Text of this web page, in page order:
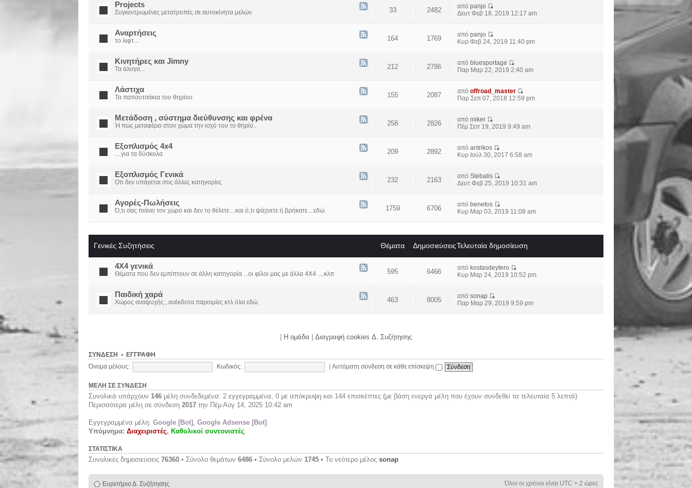
Projects
Συγκεντρωμένες μετατροπές σε αυτοκίνητα μελών 33 2482 απόpanjo
Δευτ Φεβ 18, 2019 12:17 am
Αναρτήσεις
το λιφτ... 164 1769 απόpanjo
Κυρ Φεβ 24, 2019 11:40 pm
Κινητήρες και Jimny
Τα άλογα... 212 2786 από bluesportage
Παρ Μαρ 22, 2019 2:40 am
Λάστιχα
Τα παπουτσάκια του θηρίου 155 2087 απόoffroad_master
Παρ Σεπ 07, 2018 12:59 pm
Μετάδοση , σύστημα διεύθυνσης και φρένα
Ή πώς μεταφέρει στον χώμα την ισχύ του το θηρίο.. 258 2826 απόmiker
Πέμ Σεπ 19, 2019 9:49 am
Εξοπλισμός 4x4
....για τα δύσκολα 209 2892 απόantrikos
Κυρ Ιούλ 30, 2017 6:58 am
Εξοπλισμός Γενικά
Οτι δεν υπάγεται στις άλλες κατηγορίες 232 2163 απόStebalis
Δευτ Φεβ 25, 2019 10:31 am
Αγορές-Πωλήσεις
Ό,τι σας πιάνει τον χώρο και δεν το θέλετε....και ό,τι ψάχνετε ή βρήκατε....εδώ. 1759 6706 από benetos
Κυρ Μαρ 03, 2019 11:08 am
Γενικές Συζητήσεις Θέματα ΔημοσιεύσειςΤελευταία δημοσίευση
4X4 γενικά
Θέματα που δεν εμπίπτουν σε άλλη κατηγορία ...οι φίλοι μας με άλλα 4Χ4 ....κλπ 595 6466 από kostasdeytero
Κυρ Μαρ 24, 2019 10:52 pm
Παιδική χαρά
Χώρος αναψυχής , ανέκδοτα παροιμίες κτλ όλα εδώ. 463 8005 απόsonap
Παρ Μαρ 29, 2019 9:59 pm
Η ομάδα Διαγραφή cookies Δ. Συζήτησης
ΣΎΝΔΕΣΗ • ΕΓΓΡΑΦΉ
Όνομα μέλους: Κωδικός: Αυτόματη σύνδεση σε κάθε επίσκεψη
ΜΈΛΗ ΣΕ ΣΎΝΔΕΣΗ
Συνολικά υπάρχουν 146 μέλη συνδεδεμένα: 2 εγγεγραμμένα, 0 με απόκρυψη και 144 επισκέπτες (με βάση ενεργά μέλη που έχουν συνδεθεί τα τελευταία 5 λεπτά)
Περισσότερα μέλη σε σύνδεση 2017 την Πέμ Αύγ 14, 2025 10:42 am
Εγγεγραμμένα μέλη: Google [Bot] , Google Adsense [Bot]
Υπόμνημα: Διαχειριστές, Καθολικοί συντονιστές
ΣΤΑΤΙΣΤΙΚΆ
Συνολικές δημοσιεύσεις 76360 • Σύνολο θεμάτων 6486 • Σύνολο μελών 1745 • Το νεότερο μέλος sonap
Ευρετήριο Δ. Συζήτησης Όλοι οι χρόνοι είναι UTC + 2 ώρες